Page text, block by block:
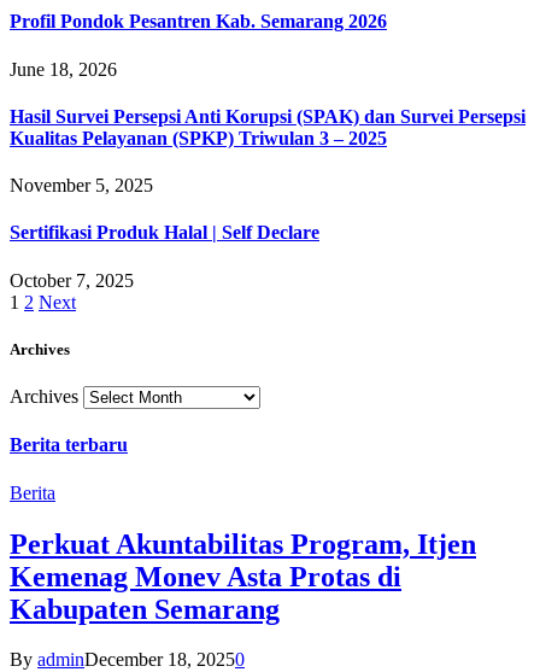
Profil Pondok Pesantren Kab. Semarang 2026
June 18, 2026
Hasil Survei Persepsi Anti Korupsi (SPAK) dan Survei Persepsi
Kualitas Pelayanan (SPKP) Triwulan 3 – 2025
November 5, 2025
Sertifikasi Produk Halal | Self Declare
October 7, 2025
1 2 Next
Archives
Archives
Berita terbaru
Berita
Perkuat Akuntabilitas Program, Itjen
Kemenag Monev Asta Protas di
Kabupaten Semarang
By adminDecember 18, 20250